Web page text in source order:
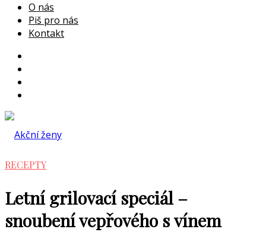
O nás
Piš pro nás
Kontakt
RECEPTY
Letní grilovací speciál –
snoubení vepřového s vínem